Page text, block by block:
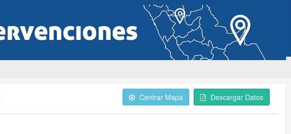
Centrar Mapa Descargar Datos